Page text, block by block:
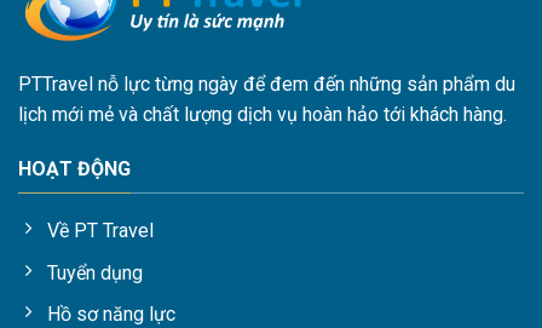
PTTravel nỗ lực từng ngày để đem đến những sản phẩm du
lịch mới mẻ và chất lượng dịch vụ hoàn hảo tới khách hàng.
HOẠT ĐỘNG
Về PT Travel
Tuyển dụng
Hồ sơ năng lực